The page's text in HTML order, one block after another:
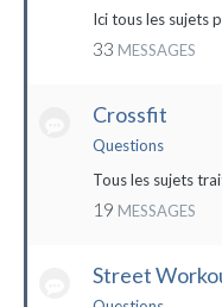
Ici tous les sujets
33 MESSAGES
Crossfit
Questions
Tous les sujets
19 MESSAGES
Street